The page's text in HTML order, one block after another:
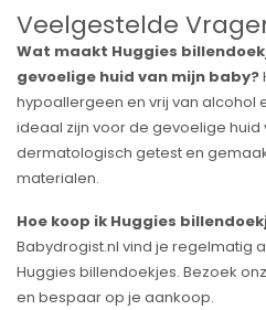
Veelgestelde
Wat maakt Huggies
gevoelige huid van mijn baby?
hypoallergeen en vrij van alcohol
ideaal zijn voor de gevoelige huid
dermatologisch getest en
materialen.
Hoe koop ik Huggies
Babydrogist.nl vind je regelmatig
Huggies billendoekjes. Bezoek
en bespaar op je aankoop.